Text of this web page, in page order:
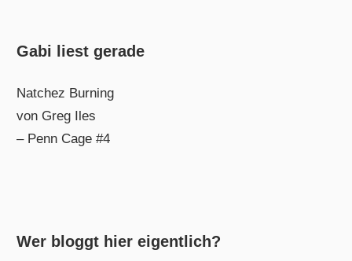
Gabi liest gerade
Natchez Burning
von Greg Iles
– Penn Cage #4
Wer bloggt hier eigentlich?